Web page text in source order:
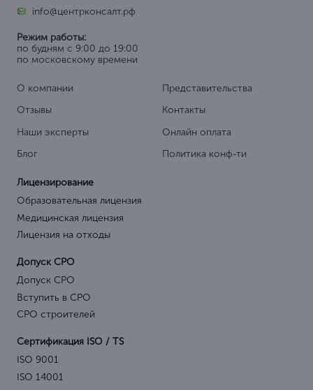
info@центрконсалт.рф
Режим работы:
по будням с 9:00 до 19:00
по московскому времени
О компании
Отзывы
Наши эксперты
Блог
Представительства
Контакты
Онлайн оплата
Политика конф-ти
Лицензирование
Образовательная лицензия
Медицинская лицензия
Лицензия на отходы
Допуск СРО
Допуск СРО
Вступить в СРО
СРО строителей
Сертификация ISO / TS
ISO 9001
ISO 14001